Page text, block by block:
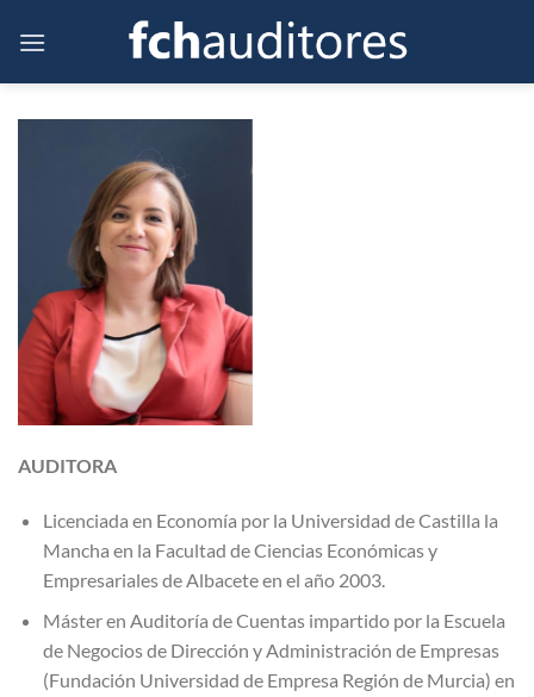
AUDITORA
Licenciada en Economía por la Universidad de Castilla la
Mancha en la Facultad de Ciencias Económicas y
Empresariales de Albacete en el año 2003.
Máster en Auditoría de Cuentas impartido por la Escuela
de Negocios de Dirección y Administración de Empresas
(Fundación Universidad de Empresa Región de Murcia) en